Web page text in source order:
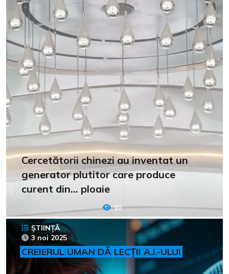
Cercetătorii chinezi au inventat un
generator plutitor care produce
curent din… ploaie
10
ȘTIINȚĂ
3 noi 2025
CREIERUL UMAN DĂ LECȚII A.I.-ULUI